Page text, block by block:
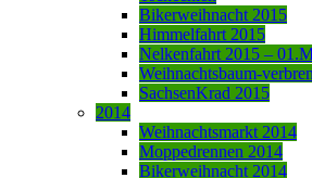
Bikerweihnacht 2015
Himmelfahrt 2015
Nelkenfahrt 2015 –
Weihnachtsbaum-
SachsenKrad 2015
2014
Weihnachtsmarkt 2014
Moppedrennen 2014
Bikerweihnacht 2014